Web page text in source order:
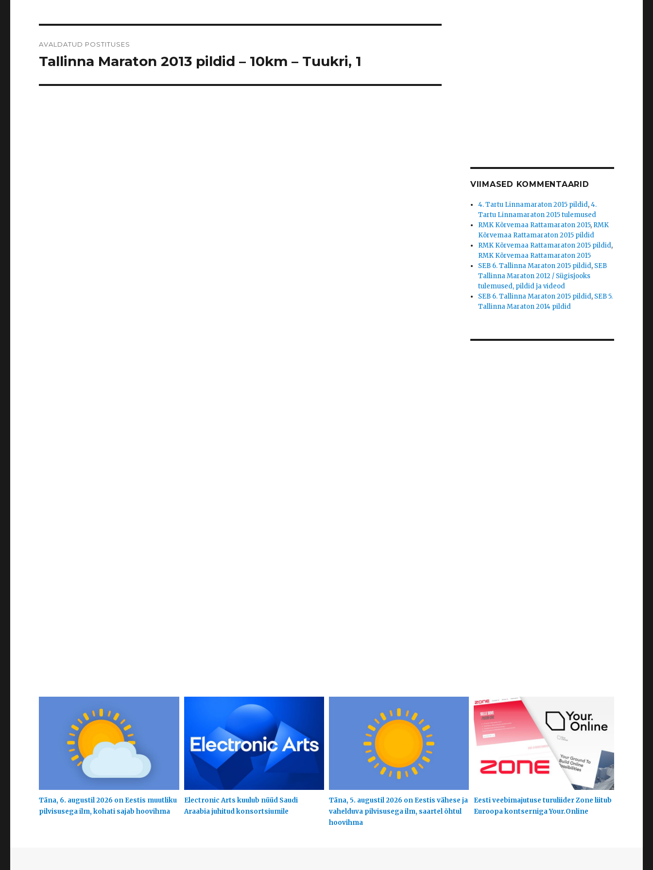
AVALDATUD POSTITUSES
Tallinna Maraton 2013 pildid – 10km – Tuukri, 1
VIIMASED KOMMENTAARID
4. Tartu Linnamaraton 2015 pildid,4.
Tartu Linnamaraton 2015 tulemused
RMK Kõrvemaa Rattamaraton 2015, RMK
Kõrvemaa Rattamaraton 2015 pildid
RMK Kõrvemaa Rattamaraton 2015 pildid,
RMK Kõrvemaa Rattamaraton 2015
SEB 6. Tallinna Maraton 2015 pildid, SEB
Tallinna Maraton 2012 / Sügisjooks
tulemused, pildid ja videod
SEB 6. Tallinna Maraton 2015 pildid, SEB 5.
Tallinna Maraton 2014 pildid
Täna, 6. augustil 2026 on Eestis muutliku
pilvisusega ilm, kohati sajab hoovihma
Electronic Arts kuulub nüüd Saudi
Araabia juhitud konsortsiumile
Täna, 5. augustil 2026 on Eestis vähese ja
vahelduva pilvisusega ilm, saartel õhtul
hoovihma
Eesti veebimajutuse turuliider Zone liitub
Euroopa kontserniga Your.Online